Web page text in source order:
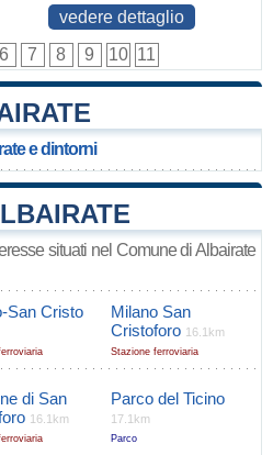
vedere dettaglio
6 7 8 9 10 11
e dintorni
situati nel Comune di Albairate
San Cristo
Milano San
Cristoforo 16.1km
Stazione ferroviaria
di San
16.1km
Parco del Ticino
17.1km
Parco